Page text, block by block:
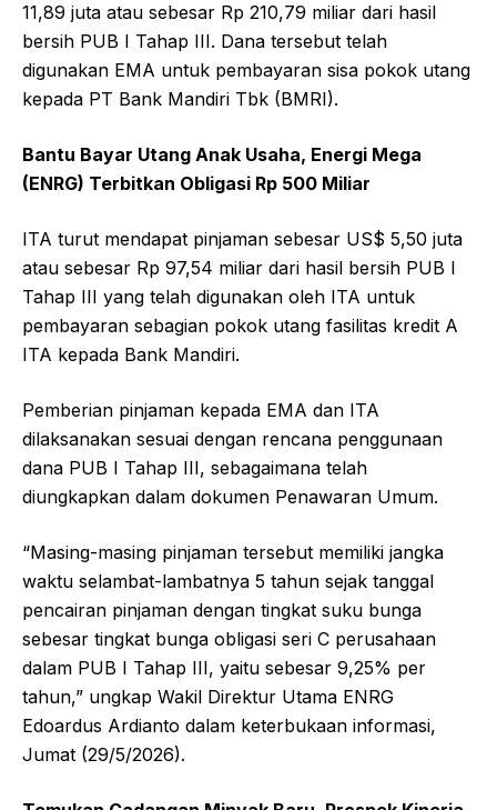
11,89 juta atau sebesar Rp 210,79 miliar dari hasil
bersih PUB I Tahap III. Dana tersebut telah
digunakan EMA untuk pembayaran sisa pokok utang
kepada PT Bank Mandiri Tbk (BMRI).
Bantu Bayar Utang Anak Usaha, Energi Mega
(ENRG) Terbitkan Obligasi Rp 500 Miliar
ITA turut mendapat pinjaman sebesar US$ 5,50 juta
atau sebesar Rp 97,54 miliar dari hasil bersih PUB I
Tahap III yang telah digunakan oleh ITA untuk
pembayaran sebagian pokok utang fasilitas kredit A
ITA kepada Bank Mandiri.
Pemberian pinjaman kepada EMA dan ITA
dilaksanakan sesuai dengan rencana penggunaan
dana PUB I Tahap III, sebagaimana telah
diungkapkan dalam dokumen Penawaran Umum.
“Masing-masing pinjaman tersebut memiliki jangka
waktu selambat-lambatnya 5 tahun sejak tanggal
pencairan pinjaman dengan tingkat suku bunga
sebesar tingkat bunga obligasi seri C perusahaan
dalam PUB I Tahap III, yaitu sebesar 9,25% per
tahun,” ungkap Wakil Direktur Utama ENRG
Edoardus Ardianto dalam keterbukaan informasi,
Jumat (29/5/2026).